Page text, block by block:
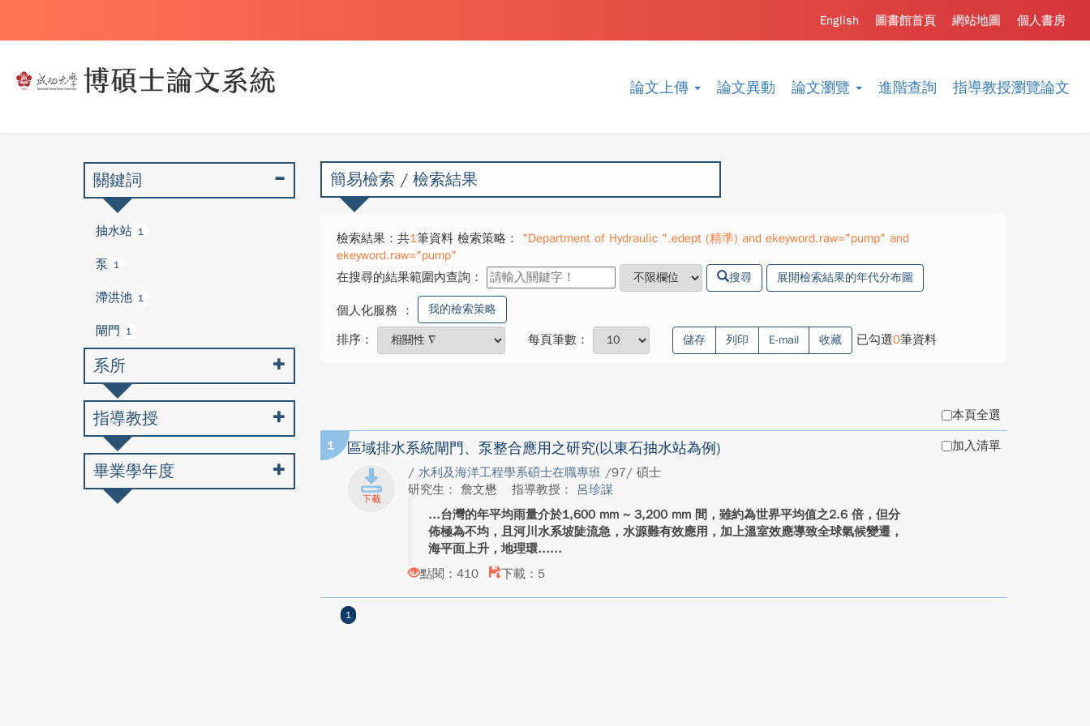
論文上傳 論文異動 論文瀏覽 進階查詢 指導教授瀏覽論文
個人書房
網站地圖
圖書館首頁
English
簡易檢索 / 檢索結果
檢索結果：共1筆資料 檢索策略：
"Department of Hydraulic ".edept (精準) and ekeyword.raw="pump" and
ekeyword.raw="pump"
在搜尋的結果範圍內查詢：
搜尋 展開檢索結果的年代分布圖
個人化服務 ： 我的檢索策略
排序： 每頁筆數： 儲存 列印 E-mail 收藏 已勾選0筆資料
本頁全選
1 區域排水系統閘門、泵整合應用之研究(以東石抽水站為例)
/ 水利及海洋工程學系碩士在職專班 /97/ 碩士
研究生： 詹文懋
指導教授：
呂珍謀
台灣的年平均雨量介於1,600 mm ~ 3,200 mm 間，雖約為世界平均值之2.6 倍，但分
佈極為不均，且河川水系坡陡流急，水源難有效應用，加上溫室效應導致全球氣候變遷，
海平面上升，地理環...
點閱：410
下載：5
加入清單
1
關鍵詞
抽水站 1
泵 1
滯洪池 1
閘門 1
系所
指導教授
畢業學年度